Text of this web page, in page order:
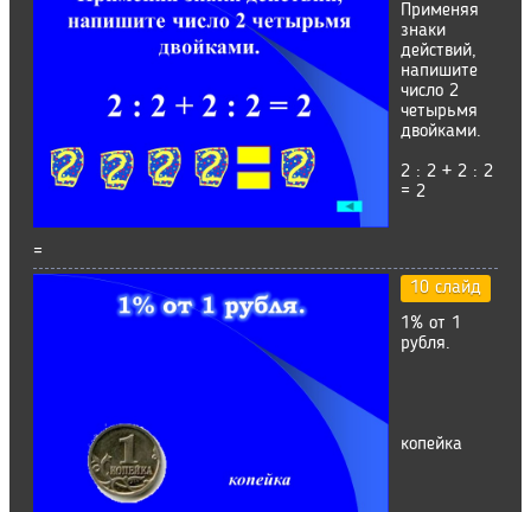
Применяя
знаки
действий,
напишите
число 2
четырьмя
двойками.
2 : 2 + 2 : 2
= 2
=
10 слайд
1% от 1
рубля.
копейка